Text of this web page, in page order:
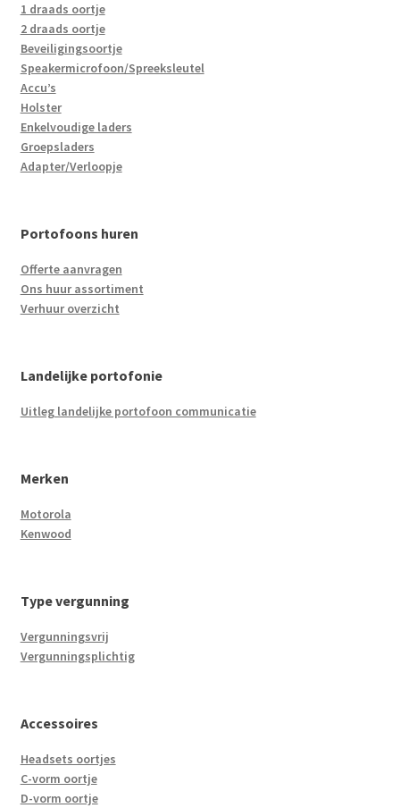
1 draads oortje
2 draads oortje
Beveiligingsoortje
Speakermicrofoon/Spreeksleutel
Accu’s
Holster
Enkelvoudige laders
Groepsladers
Adapter/Verloopje
Portofoons huren
Offerte aanvragen
Ons huur assortiment
Verhuur overzicht
Landelijke portofonie
Uitleg landelijke portofoon communicatie
Merken
Motorola
Kenwood
Type vergunning
Vergunningsvrij
Vergunningsplichtig
Accessoires
Headsets oortjes
C-vorm oortje
D-vorm oortje